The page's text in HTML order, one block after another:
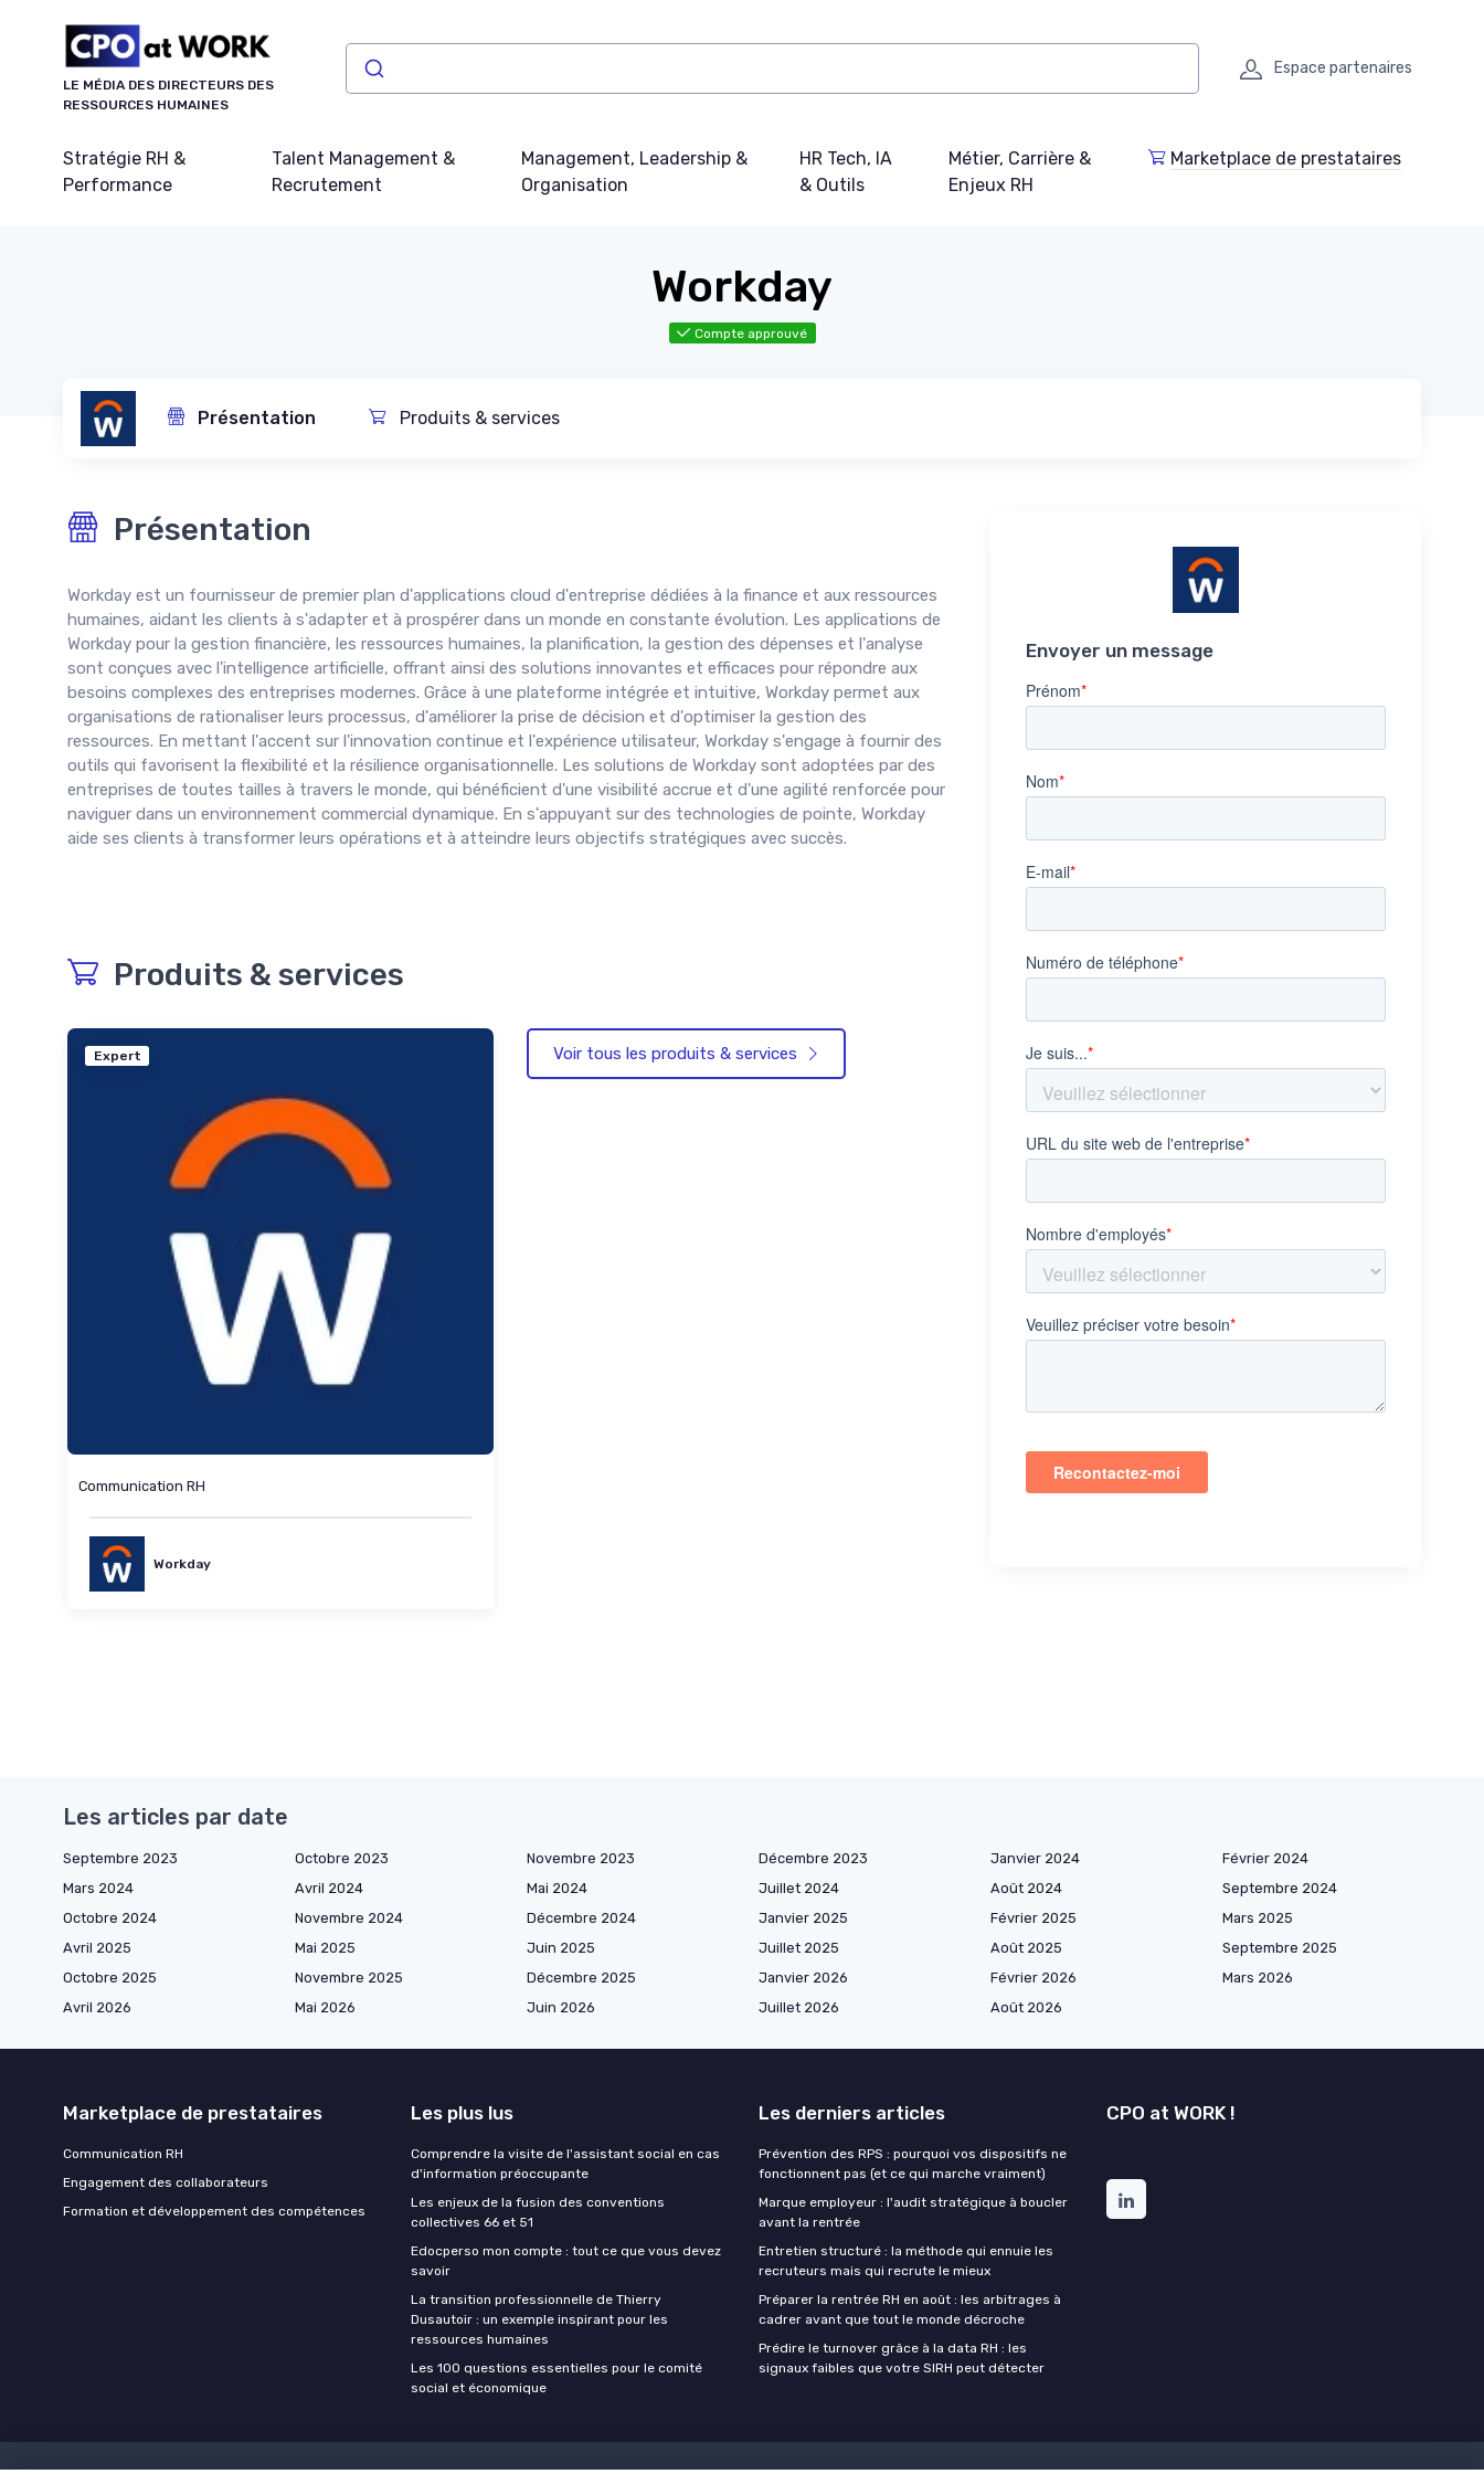
LE MÉDIA DES DIRECTEURS DES
RESSOURCES HUMAINES
Espace partenaires
Stratégie RH &
Performance
Talent Management &
Recrutement
Management, Leadership &
Organisation
HR Tech, IA
& Outils
Métier, Carrière &
Enjeux RH
Marketplace de prestataires
Workday
Compte approuvé
Présentation Produits & services
Présentation
Workday est un fournisseur de premier plan d'applications cloud d'entreprise dédiées à la finance et aux ressources
humaines, aidant les clients à s'adapter et à prospérer dans un monde en constante évolution. Les applications de
Workday pour la gestion financière, les ressources humaines, la planification, la gestion des dépenses et l'analyse
sont conçues avec l'intelligence artificielle, offrant ainsi des solutions innovantes et efficaces pour répondre aux
besoins complexes des entreprises modernes. Grâce à une plateforme intégrée et intuitive, Workday permet aux
organisations de rationaliser leurs processus, d'améliorer la prise de décision et d'optimiser la gestion des
ressources. En mettant l'accent sur l'innovation continue et l'expérience utilisateur, Workday s'engage à fournir des
outils qui favorisent la flexibilité et la résilience organisationnelle. Les solutions de Workday sont adoptées par des
entreprises de toutes tailles à travers le monde, qui bénéficient d'une visibilité accrue et d'une agilité renforcée pour
naviguer dans un environnement commercial dynamique. En s'appuyant sur des technologies de pointe, Workday
aide ses clients à transformer leurs opérations et à atteindre leurs objectifs stratégiques avec succès.
Produits & services
Expert
Communication RH
Workday
Voir tous les produits & services
Envoyer un message
Les articles par date
Septembre 2023 Octobre 2023 Novembre 2023 Décembre 2023 Janvier 2024
Février 2024
Mars 2024
Avril 2024 Mai 2024 Juillet 2024 Août 2024
Septembre 2024
Octobre 2024
Novembre 2024 Décembre 2024 Janvier 2025 Février 2025
Mars 2025
Avril 2025
Mai 2025 Juin 2025 Juillet 2025 Août 2025
Septembre 2025
Octobre 2025
Novembre 2025 Décembre 2025 Janvier 2026 Février 2026
Mars 2026
Avril 2026
Mai 2026 Juin 2026 Juillet 2026 Août 2026
Marketplace de prestataires
Communication RH
Engagement des collaborateurs
Formation et développement des compétences
Les plus lus
Comprendre la visite de l'assistant social en cas
d'information préoccupante
Les enjeux de la fusion des conventions
collectives 66 et 51
Edocperso mon compte : tout ce que vous devez
savoir
La transition professionnelle de Thierry
Dusautoir : un exemple inspirant pour les
ressources humaines
Les 100 questions essentielles pour le comité
social et économique
Les derniers articles
Prévention des RPS : pourquoi vos dispositifs ne
fonctionnent pas (et ce qui marche vraiment)
Marque employeur : l'audit stratégique à boucler
avant la rentrée
Entretien structuré : la méthode qui ennuie les
recruteurs mais qui recrute le mieux
Préparer la rentrée RH en août : les arbitrages à
cadrer avant que tout le monde décroche
Prédire le turnover grâce à la data RH : les
signaux faibles que votre SIRH peut détecter
CPO at WORK !